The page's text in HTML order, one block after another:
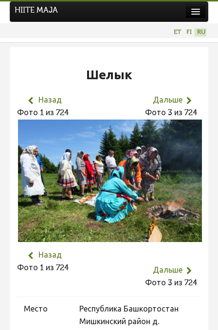
Hiite kuvavõistlus 2026
Фотоконкурс 2025
Не учитываются 2025
Фотоконкурс 2024
Не учитываются 2024
Видео 2024
Фотоконкурс 2023
Не учитываются 2023
Фотоконкурс 2021
HIITE MAJA
ET FI RU
Шелык
Назад
Фото 1 из 724
Дальше
Фото 3 из 724
Назад
Фото 1 из 724
Дальше
Фото 3 из 724
Место
Республика Башкортостан
Мишкинский район д.